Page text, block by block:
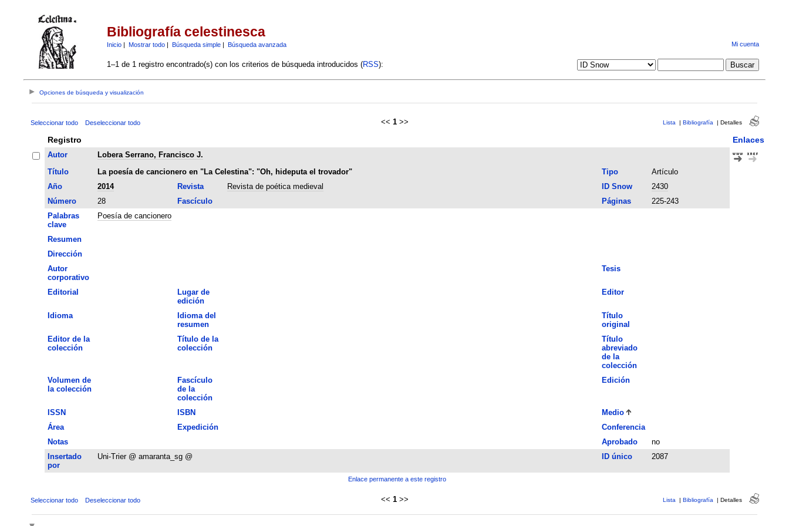
Bibliografía celestinesca
Inicio| Mostrar todo| Búsqueda simple| Búsqueda avanzada Mi cuenta
1–1 de 1 registro encontrado(s) con los criterios de búsqueda introducidos (RSS):
Opciones de búsqueda y visualización
Seleccionar todo Deseleccionar todo << 1 >> Lista | Bibliografía | Detalles
Registro Enlaces
Autor
Lobera Serrano, Francisco J.
Título
La poesía de cancionero en "La Celestina": "Oh, hideputa el trovador" Tipo
Artículo
Año
2014 Revista Revista de poética medieval ID Snow
2430
Número
28 Fascículo Páginas
225-243
Palabras
clave
Poesía de cancionero
Resumen
Dirección
Autor
corporativo
Tesis
Editorial
Lugar de
edición
Editor
Idioma
Idioma del
resumen
Título
original
Editor de la
colección
Título de la
colección
Título
abreviado
de la
colección
Volumen de
la colección
Fascículo
de la
colección
Edición
ISSN ISBN
Medio
Área
Expedición
Conferencia
Notas
Aprobado
no
Insertado
por
Uni-Trier @ amaranta_sg @ ID único 2087
Enlace permanente a este registro
Seleccionar todo Deseleccionar todo << 1 >> Lista | Bibliografía | Detalles